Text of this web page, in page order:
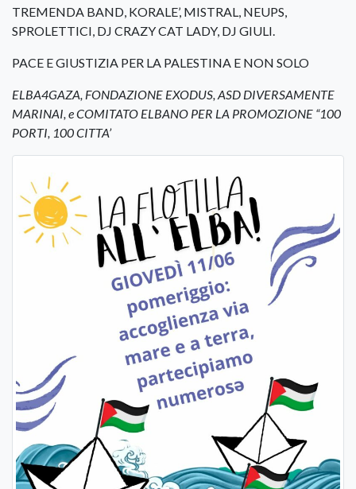
TREMENDA BAND, KORALE’, MISTRAL, NEUPS,
SPROLETTICI, DJ CRAZY CAT LADY, DJ GIULI.
PACE E GIUSTIZIA PER LA PALESTINA E NON SOLO
ELBA4GAZA, FONDAZIONE EXODUS, ASD DIVERSAMENTE
MARINAI, e COMITATO ELBANO PER LA PROMOZIONE “100
PORTI, 100 CITTA’